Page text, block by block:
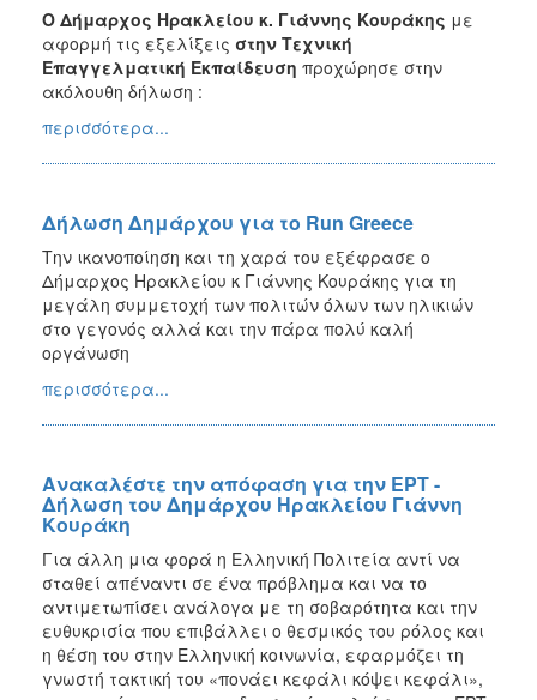
Ο Δήμαρχος Ηρακλείου κ. Γιάννης Κουράκης με
αφορμή τις εξελίξεις στην Τεχνική
Επαγγελματική Εκπαίδευση προχώρησε στην
ακόλουθη δήλωση :
περισσότερα...
Δήλωση Δημάρχου για το Run Greece
Την ικανοποίηση και τη χαρά του εξέφρασε ο
Δήμαρχος Ηρακλείου κ Γιάννης Κουράκης για τη
μεγάλη συμμετοχή των πολιτών όλων των ηλικιών
στο γεγονός αλλά και την πάρα πολύ καλή
οργάνωση
περισσότερα...
Ανακαλέστε την απόφαση για την ΕΡΤ -
Δήλωση του Δημάρχου Ηρακλείου Γιάννη
Κουράκη
Για άλλη μια φορά η Ελληνική Πολιτεία αντί να
σταθεί απέναντι σε ένα πρόβλημα και να το
αντιμετωπίσει ανάλογα με τη σοβαρότητα και την
ευθυκρισία που επιβάλλει ο θεσμικός του ρόλος και
η θέση του στην Ελληνική κοινωνία, εφαρμόζει τη
γνωστή τακτική του «πονάει κεφάλι κόψει κεφάλι»,